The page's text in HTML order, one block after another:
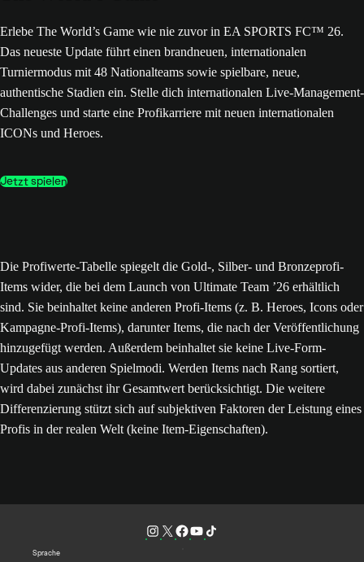
Erlebe The World’s Game wie nie zuvor in EA SPORTS FC™ 26.
Das neueste Update führt einen brandneuen, internationalen
Turniermodus mit 48 Nationalteams sowie spielbare, neue,
authentische Stadien ein. Stelle dich internationalen Live-Management-
Challenges und starte eine Profikarriere mit neuen internationalen
ICONs und Heroes.
Jetzt spielen
Die Profiwerte-Tabelle spiegelt die Gold-, Silber- und Bronzeprofi-
Items wider, die bei dem Launch von Ultimate Team ’26 erhältlich
sind. Sie beinhaltet keine anderen Profi-Items (z. B. Heroes, Icons oder
Kampagne-Profi-Items), darunter Items, die nach der Veröffentlichung
hinzugefügt werden. Außerdem beinhaltet sie keine Live-Form-
Updates aus anderen Spielmodi. Werden Items nach Rang sortiert,
wird dabei zunächst ihr Gesamtwert berücksichtigt. Die weitere
Differenzierung stützt sich auf subjektiven Faktoren der Leistung eines
Profis in der realen Welt (keine Item-Eigenschaften).
Sprache